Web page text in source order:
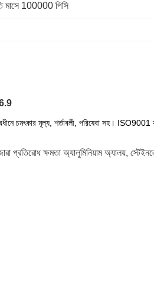
মাসে 100000 পিসি
চমৎকার মূল্য, শর্তাবলী, পরিষেবা সহ। ISO9001
প্রতিরোধ ক্ষমতা অ্যালুমিনিয়াম অ্যালয়,